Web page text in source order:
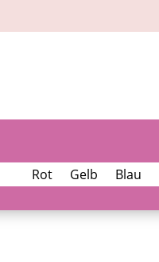
Rot Gelb Blau